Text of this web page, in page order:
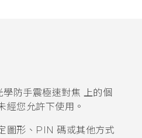
防手震極速對焦 上的個
經您允許下使用。
圖形、PIN 碼或其他方式